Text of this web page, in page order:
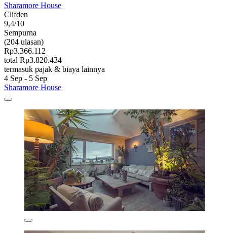
Sharamore House
Clifden
9,4/10
Sempurna
(204 ulasan)
Rp3.366.112
total Rp3.820.434
termasuk pajak & biaya lainnya
4 Sep - 5 Sep
Sharamore House